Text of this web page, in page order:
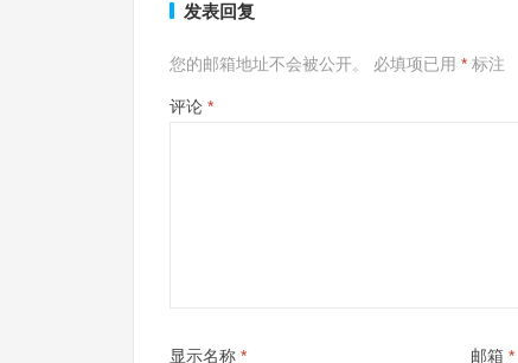
发表回复
您的邮箱地址不会被公开。 必填项已用 * 标注
评论 *
显示名称 * 邮箱 *